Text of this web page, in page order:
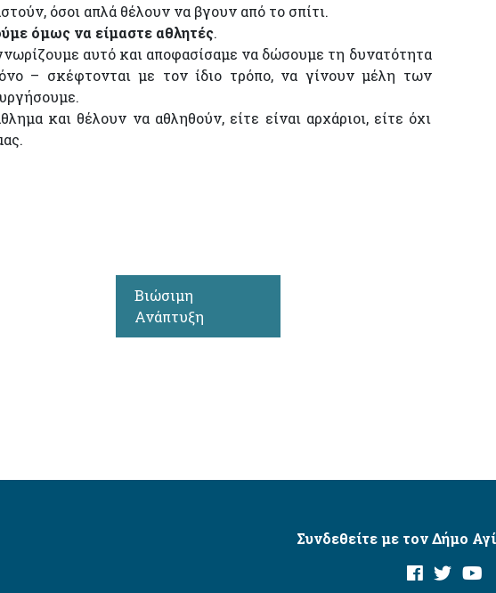
όσοι απλά θέλουν να βγουν από το σπίτι.
όμως να είμαστε αθλητές.
αυτό και αποφασίσαμε να δώσουμε τη δυνατότητα
– σκέφτονται με τον ίδιο τρόπο, να γίνουν μέλη των
και θέλουν να αθληθούν, είτε είναι αρχάριοι, είτε όχι
Βιώσιμη
Ανάπτυξη
Συνδεθείτε με τον Δήμο